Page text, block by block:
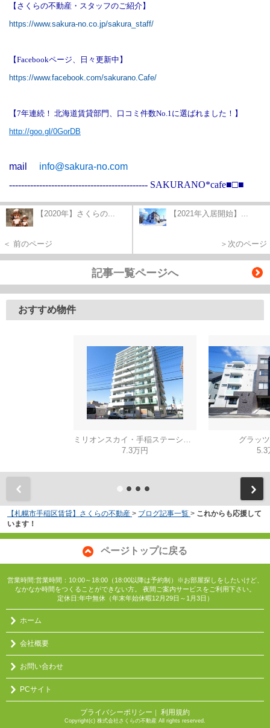
【さくらの不動産・スタッフのご紹介】
https://www.sakura-no.co.jp/sakura_staff/
【Facebookページ、日々更新中】
https://www.facebook.com/sakurano.Cafe/
【7年連続！ 北海道賃貸部門、口コミ件数No.1に選ばれました！】
http://goo.gl/0GorDB
mail info@sakura-no.com
---------------------------------------------- SAKURANO*cafe■□■
【2020年】さくらの...
＜ 前のページ
【2021年入居開始】...
＞次のページ
記事一覧ページへ
おすすめ物件
ミリオンスカイ・手稲ステーション
7.3万円
グラッ
5.3
【札幌市手稲区賃貸】さくらの不動産 > ブログ記事一覧 > これからも応援して
います！
ページトップに戻る
営業時間:営業時間：10:00～18:00（18:00以降は予約制）※お部屋探しをしたいけど、
なかなか時間をつくることができない方。 夜間ご案内サービスをご利用下さい。
定休日:年中無休（年末年始休暇12月29日～1月3日）
ホーム
会社概要
お問い合わせ
PCサイト
プライバシーポリシー 利用規約
Copyright(c) 株式会社さくらの不動産 All rights reserved.